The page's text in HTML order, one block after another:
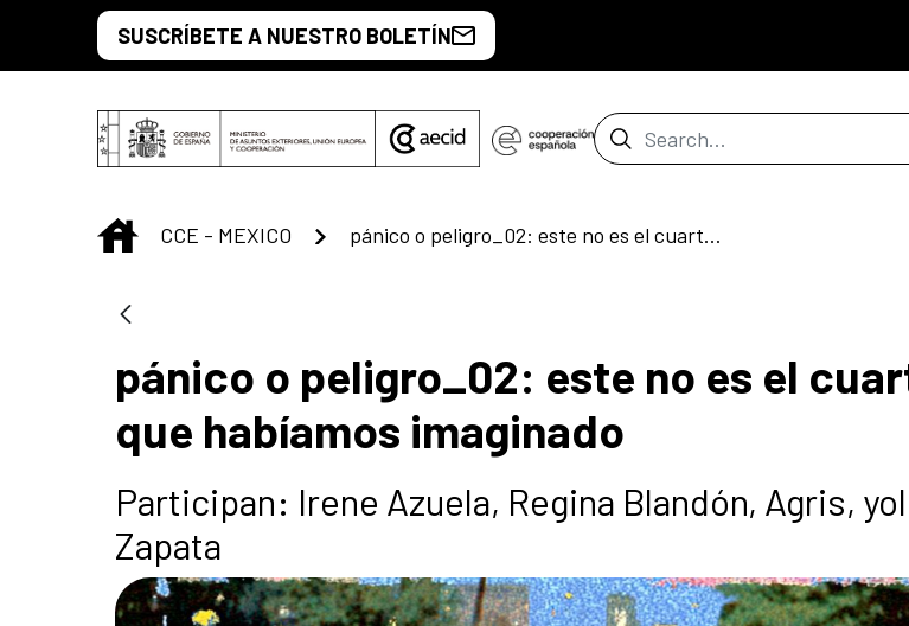
Skip to Main ContentSUSCRÍBETE A NUESTRO BOLETÍN
Search Bar
INICIO
CCE - MEXICO pánico o peligro_02: este no es el cuarto propio que habíamos imaginado
pánico o peligro_02: este no es el
que habíamos imaginado
Participan: Irene Azuela, Regina Blandón, Agris,
Zapata